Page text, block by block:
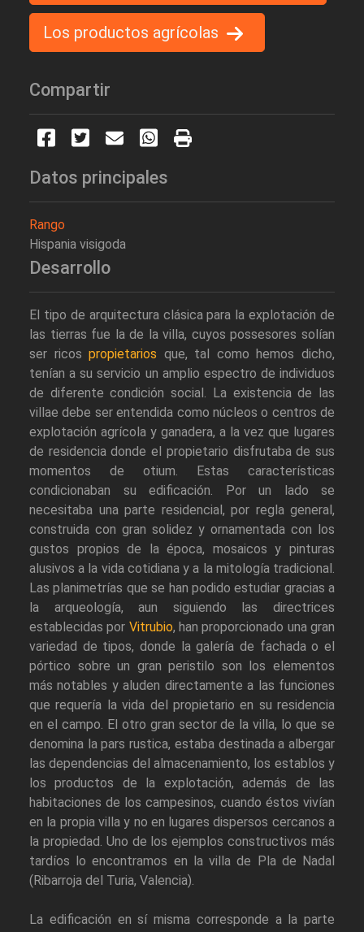
Los productos agrícolas
Compartir
Datos principales
Rango
Hispania visigoda
Desarrollo
El tipo de arquitectura clásica para la explotación de
las tierras fue la de la villa, cuyos possesores solían
ser ricospropietarios que, tal como hemos dicho,
tenían a su servicio un amplio espectro de individuos
de diferente condición social. La existencia de las
villae debe ser entendida como núcleos o centros de
explotación agrícola y ganadera, a la vez que lugares
de residencia donde el propietario disfrutaba de sus
momentos de otium. Estas características
condicionaban su edificación. Por un lado se
necesitaba una parte residencial, por regla general,
construida con gran solidez y ornamentada con los
gustos propios de la época, mosaicos y pinturas
alusivos a la vida cotidiana y a la mitología tradicional.
Las planimetrías que se han podido estudiar gracias a
la arqueología, aun siguiendo las directrices
establecidas por Vitrubio, han proporcionado una gran
variedad de tipos, donde la galería de fachada o el
pórtico sobre un gran peristilo son los elementos
más notables y aluden directamente a las funciones
que requería la vida del propietario en su residencia
en el campo. El otro gran sector de la villa, lo que se
denomina la pars rustica, estaba destinada a albergar
las dependencias del almacenamiento, los establos y
los productos de la explotación, además de las
habitaciones de los campesinos, cuando éstos vivían
en la propia villa y no en lugares dispersos cercanos a
la propiedad. Uno de los ejemplos constructivos más
tardíos lo encontramos en la villa de Pla de Nadal
(Ribarroja del Turia, Valencia).
La edificación en sí misma corresponde a la parte